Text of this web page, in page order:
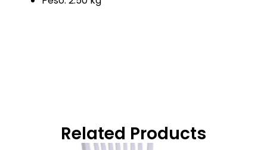
Related Products